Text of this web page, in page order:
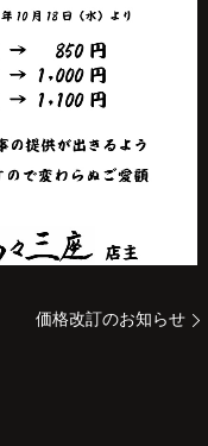
価格改訂のお知らせ